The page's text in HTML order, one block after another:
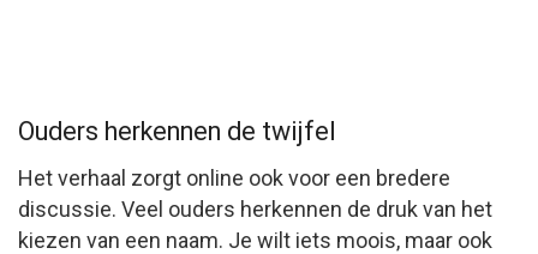
Ouders herkennen de twijfel
Het verhaal zorgt online ook voor een bredere
discussie. Veel ouders herkennen de druk van het
kiezen van een naam. Je wilt iets moois, maar ook